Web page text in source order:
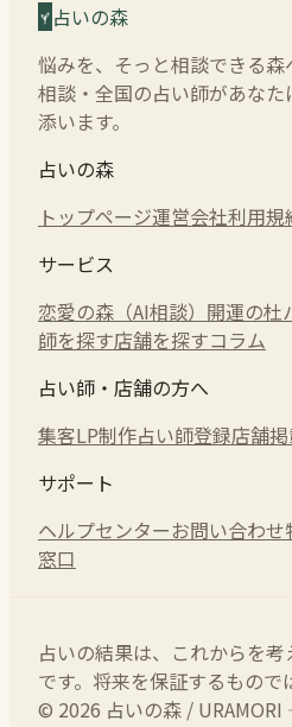
占いの森
悩みを、そっと相談できる森
相談・全国の占い師があなた
添います。
占いの森
トップページ運営会社利用規
サービス
恋愛の森（AI相談） 開運の杜
師を探す店舗を探すコラム
占い師・店舗の方へ
集客LP制作占い師登録店舗
サポート
ヘルプセンターお問い合わせ
窓口
占いの結果は、これからを
です。将来を保証するもので
© 2026 占いの森 / URAMORI